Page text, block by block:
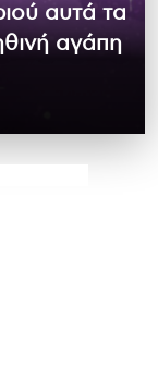
αυτά τα
αγάπη